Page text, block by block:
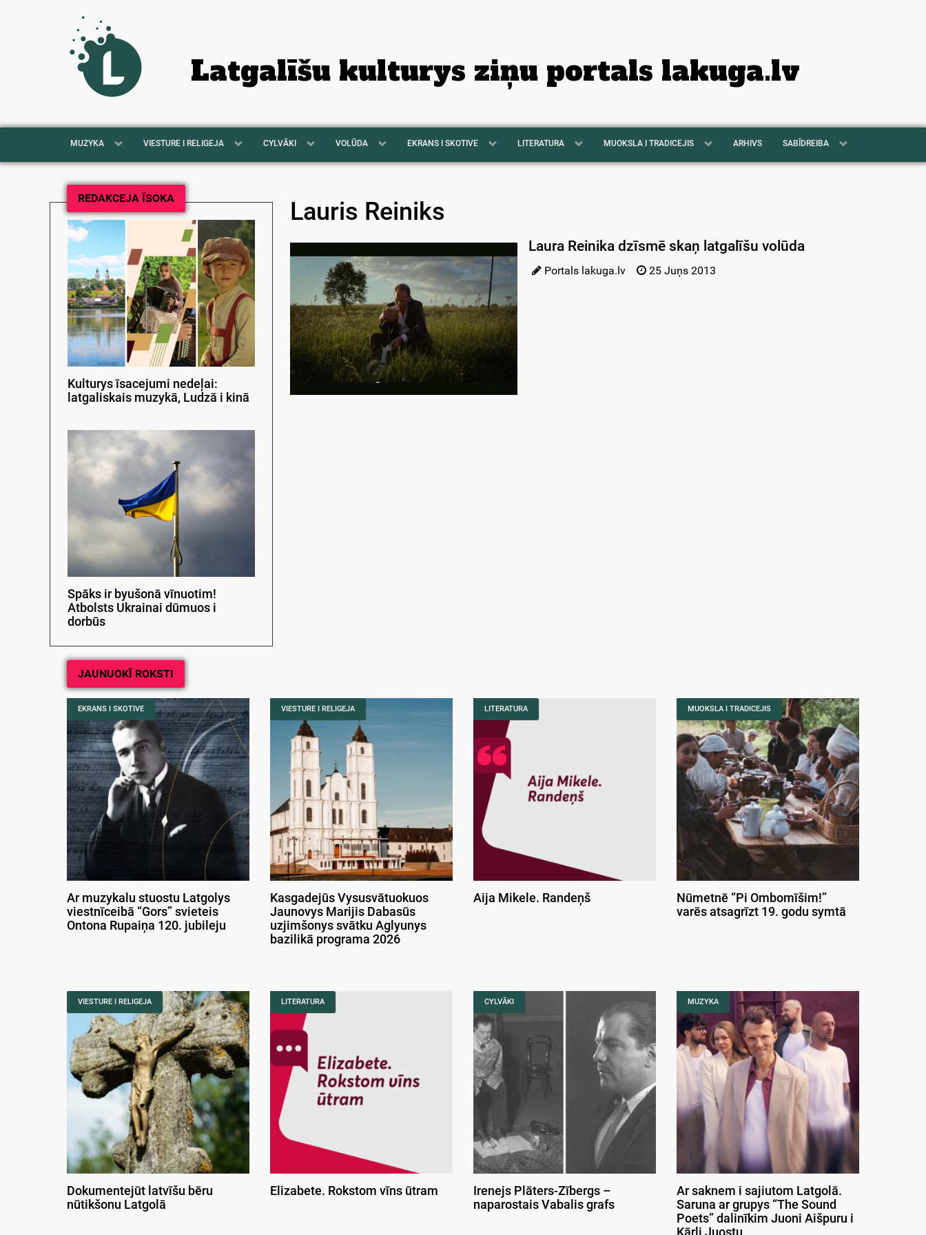
Latgalīšu kulturys ziņu portals lakuga.lv
MUZYKA VIESTURE I RELIGEJA CYLVĀKI VOLŪDA EKRANS I SKOTIVE LITERATURA MUOKSLA I TRADICEJIS ARHIVS SABĪDREIBA
REDAKCEJA ĪSOKA
Kulturys īsacejumi nedeļai:
latgaliskais muzykā, Ludzā i kinā
Spāks ir byušonā vīnuotim!
Atbolsts Ukrainai dūmuos i
dorbūs
Lauris Reiniks
Laura Reinika dzīsmē skaņ latgalīšu volūda
Portals lakuga.lv 25 Juņs 2013
JAUNUOKĪ ROKSTI
EKRANS I SKOTIVE
Ar muzykalu stuostu Latgolys
viestnīceibā “Gors” svieteis
Ontona Rupaiņa 120. jubileju
VIESTURE I RELIGEJA
Kasgadejūs Vysusvātuokuos
Jaunovys Marijis Dabasūs
uzjimšonys svātku Aglyunys
bazilikā programa 2026
LITERATURA
Aija Mikele. Randeņš
MUOKSLA I TRADICEJIS
Nūmetnē “Pi Ombomīšim!”
varēs atsagrīzt 19. godu symtā
VIESTURE I RELIGEJA
Dokumentejūt latvīšu bēru
nūtikšonu Latgolā
LITERATURA
Elizabete. Rokstom vīns ūtram
CYLVĀKI
Irenejs Plāters-Zībergs –
naparostais Vabalis grafs
MUZYKA
Ar saknem i sajiutom Latgolā.
Saruna ar grupys “The Sound
Poets” dalinīkim Juoni Aišpuru i
Kārli Juostu